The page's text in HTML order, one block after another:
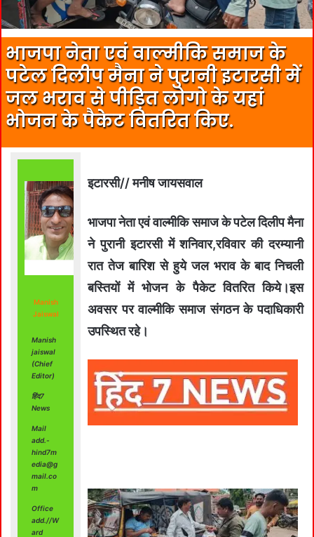
भाजपा नेता एवं वाल्मीकि समाज के
पटेल दिलीप मैना ने पुरानी इटारसी में
जल भराव से पीड़ित लोगो के यहां
भोजन के पैकेट वितरित किए.
Manish
Jaiswal
Manish
jaiswal
(Chief
Editor)
हिंद7
News
Mail
add.-
hind7m
edia@g
mail.co
m
Office
add.//W
ard
इटारसी// मनीष जायसवाल
भाजपा नेता एवं वाल्मीकि समाज के पटेल दिलीप मैना
ने पुरानी इटारसी में शनिवार,रविवार की दरम्यानी
रात तेज बारिश से हुये जल भराव के बाद निचली
बस्तियों में भोजन के पैकेट वितरित किये।इस
अवसर पर वाल्मीकि समाज संगठन के पदाधिकारी
उपस्थित रहे।